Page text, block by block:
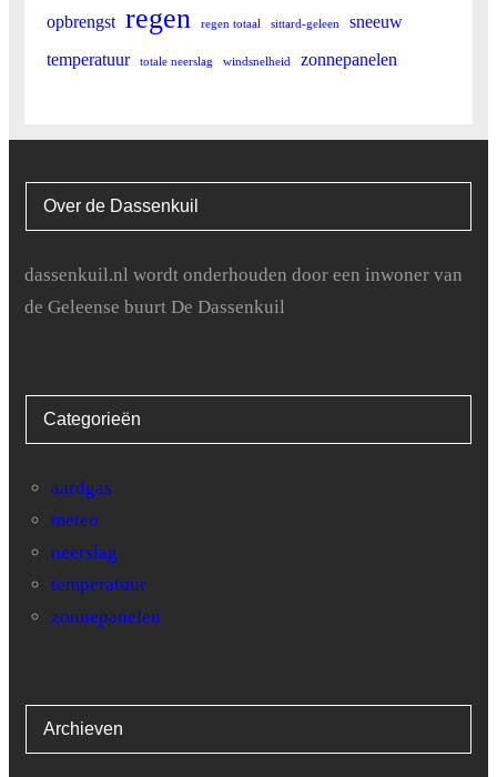
opbrengst regen regen totaal sittard-geleen
sneeuw
temperatuur
totale neerslag windsnelheid zonnepanelen
Over de Dassenkuil
dassenkuil.nl wordt onderhouden door een inwoner van
de Geleense buurt De Dassenkuil
Categorieën
aardgas
meteo
neerslag
temperatuur
zonnepanelen
Archieven